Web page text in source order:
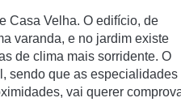
Casa Velha. O edifí­cio, de
varanda, e no jardim existe
de clima mais sorridente. O
sendo que as especialidades
vai querer